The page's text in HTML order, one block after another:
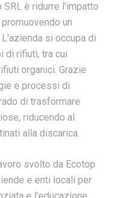
è ridurre l’impatto
un
si occupa di
di rifiuti, tra cui
organici. Grazie
e processi di
di trasformare
riducendo al
alla discarica.
svolto da Ecotop
e enti locali per
e l’educazione